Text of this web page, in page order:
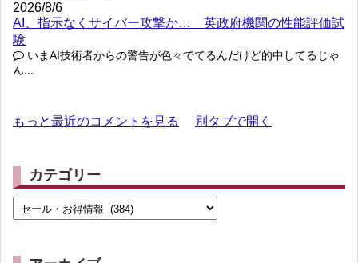
2026/8/6
AI、指示なくサイバー攻撃か… 英政府機関の性能評価試
験
いまAI技術者からの警告が色々でてるんだけど的中してるじゃ
ん...
もっと最近のコメントを見る 別タブで開く
カテゴリー